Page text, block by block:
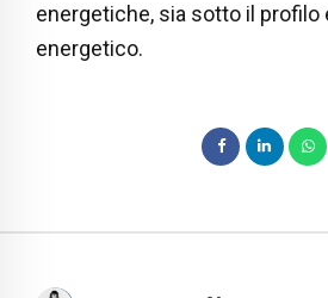
energetiche, sia sotto il
energetico.